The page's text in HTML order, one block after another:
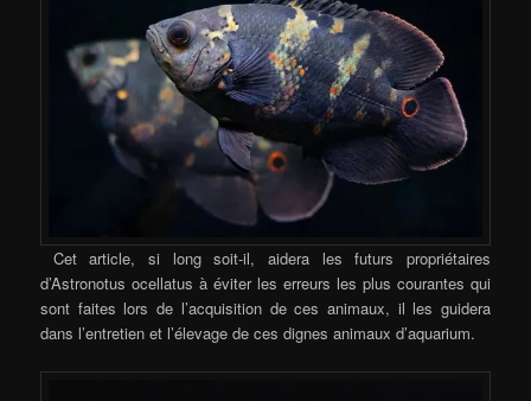
Cet article, si long soit-il, aidera les futurs propriétaires
d’Astronotus ocellatus à éviter les erreurs les plus courantes qui
sont faites lors de l’acquisition de ces animaux, il les guidera
dans l’entretien et l’élevage de ces dignes animaux d’aquarium.